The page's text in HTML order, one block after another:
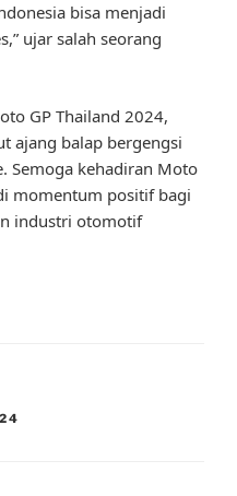
bisa menjadi
ujar salah seorang
GP Thailand 2024,
ajang balap bergengsi
Semoga kehadiran Moto
momentum positif bagi
industri otomotif